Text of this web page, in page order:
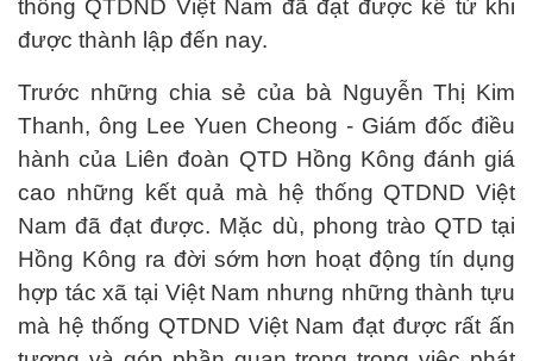
thống QTDND Việt Nam đã đạt được kể từ khi
được thành lập đến nay.
Trước những chia sẻ của bà Nguyễn Thị Kim
Thanh, ông Lee Yuen Cheong - Giám đốc điều
hành của Liên đoàn QTD Hồng Kông đánh giá
cao những kết quả mà hệ thống QTDND Việt
Nam đã đạt được. Mặc dù, phong trào QTD tại
Hồng Kông ra đời sớm hơn hoạt động tín dụng
hợp tác xã tại Việt Nam nhưng những thành tựu
mà hệ thống QTDND Việt Nam đạt được rất ấn